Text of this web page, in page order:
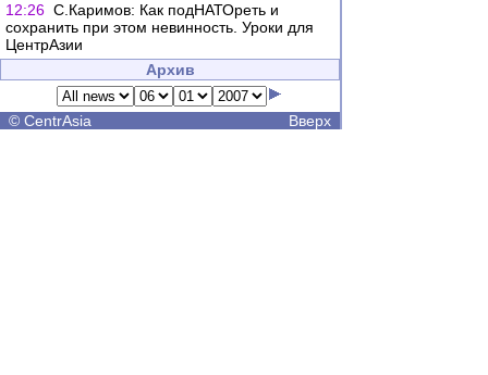
12:26 С.Каримов: Как подНАТОреть и
сохранить при этом невинность. Уроки для
ЦентрАзии
Архив
© CentrAsia Вверх